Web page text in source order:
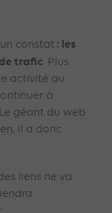
constat : les
trafic. Plus
activité au
à
géant du web
il a donc
liens ne va